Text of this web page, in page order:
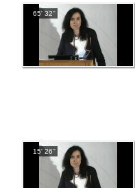
65' 32''
15' 26''